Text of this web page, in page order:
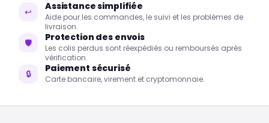
↩ Assistance simplifiée
Aide pour les commandes, le suivi et les problèmes de
livraison.
🛡 Protection des envois
Les colis perdus sont réexpédiés ou remboursés après
vérification.
🔒 Paiement sécurisé
Carte bancaire, virement et cryptomonnaie.